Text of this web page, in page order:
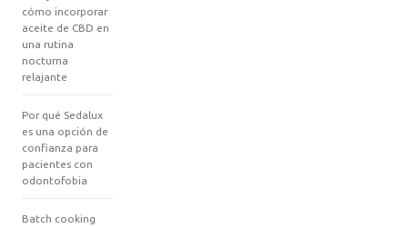
cómo incorporar
aceite de CBD en
una rutina
nocturna
relajante
Por qué Sedalux
es una opción de
confianza para
pacientes con
odontofobia
Batch cooking